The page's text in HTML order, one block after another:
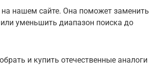
нашем сайте. Она поможет заменить
уменьшить диапазон поиска до
и купить отечественные аналоги